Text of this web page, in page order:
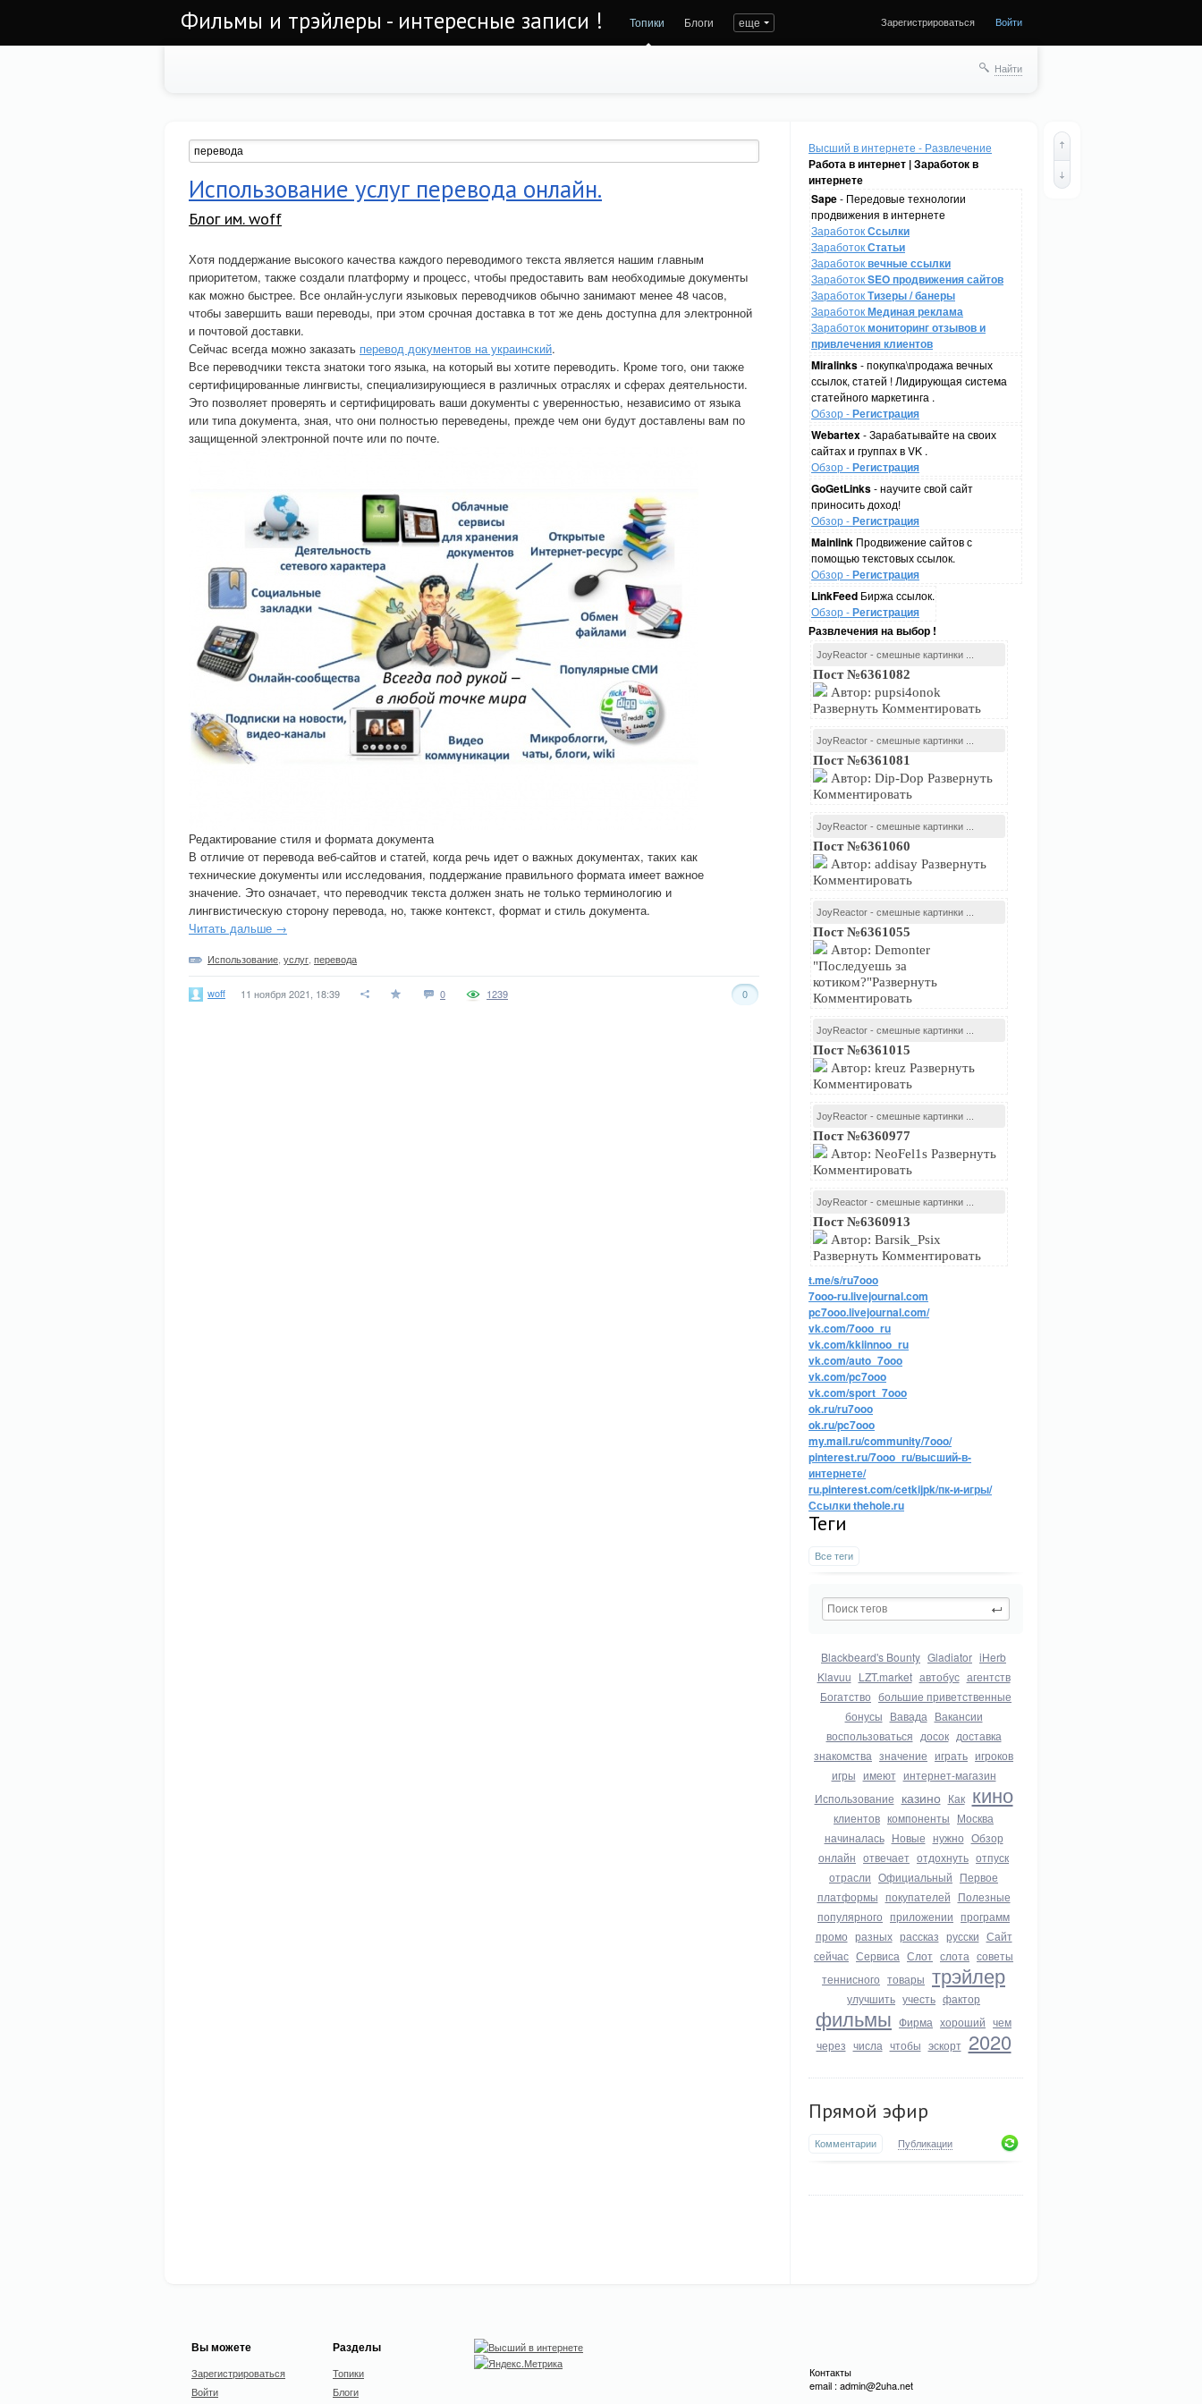
Фильмы и трэйлеры - интересные записи ! Топики Блоги еще Зарегистрироваться Войти
Найти
Высший в интернете - Развлечение
Работа в интернет | Заработок в
интернете
Sape- Передовые технологии
продвижения в интернете
ЗаработокСсылки
ЗаработокСтатьи
Заработоквечные ссылки
ЗаработокSEO продвижения сайтов
ЗаработокТизеры / банеры
ЗаработокМединая реклама
Заработокмониторинг отзывов и
привлечения клиентов
Miralinks- покупка\продажа вечных
ссылок, статей ! Лидирующая система
статейного маркетинга .
Обзор -Регистрация
Webartex- Зарабатывайте на своих
сайтах и группах в VK .
Обзор -Регистрация
GoGetLinks- научите свой сайт
приносить доход!
Обзор -Регистрация
Mainlink Продвижение сайтов с
помощью текстовых ссылок.
Обзор -Регистрация
LinkFeed Биржа ссылок.
Обзор -Регистрация
Развлечения на выбор !
JoyReactor - смешные картинки ...
Пост №6361082
Автор: pupsi4onok
Развернуть Комментировать
JoyReactor - смешные картинки ...
Пост №6361081
Автор: Dip-Dop Развернуть
Комментировать
JoyReactor - смешные картинки ...
Пост №6361060
Автор: addisay Развернуть
Комментировать
JoyReactor - смешные картинки ...
Пост №6361055
Автор: Demonter
"Последуешь за
котиком?"Развернуть
Комментировать
JoyReactor - смешные картинки ...
Пост №6361015
Автор: kreuz Развернуть
Комментировать
JoyReactor - смешные картинки ...
Пост №6360977
Автор: NeoFel1s Развернуть
Комментировать
JoyReactor - смешные картинки ...
Пост №6360913
Автор: Barsik_Psix
Развернуть Комментировать
t.me/s/ru7ooo
7ooo-ru.livejournal.com
pc7ooo.livejournal.com/
vk.com/7ooo_ru
vk.com/kkiinnoo_ru
vk.com/auto_7ooo
vk.com/pc7ooo
vk.com/sport_7ooo
ok.ru/ru7ooo
ok.ru/pc7ooo
my.mail.ru/community/7ooo/
pinterest.ru/7ooo_ru/высший-в-
интернете/
ru.pinterest.com/cetkijpk/пк-и-игры/
Ссылки thehole.ru
Теги
Все теги
Blackbeard's Bounty Gladiator iHerb
Klavuu LZT.market автобус агентств
Богатство большие приветственные
бонусы Вавада Вакансии
воспользоваться досок доставка
знакомства значение играть игроков
игры имеют интернет-магазин
Использование казино Как кино
клиентов компоненты Москва
начиналась Новые нужно Обзор
онлайн отвечает отдохнуть отпуск
отрасли Официальный Первое
платформы покупателей Полезные
популярного приложении программ
промо разных рассказ русски Сайт
сейчас Сервиса Слот слота советы
теннисного товары трэйлер
улучшить учесть фактор
фильмы Фирма хороший чем
через числа чтобы эскорт 2020
Прямой эфир
Комментарии Публикации
Использование услуг перевода онлайн.
Блог им. woff
Хотя поддержание высокого качества каждого переводимого текста является нашим главным
приоритетом, также создали платформу и процесс, чтобы предоставить вам необходимые документы
как можно быстрее. Все онлайн-услуги языковых переводчиков обычно занимают менее 48 часов,
чтобы завершить ваши переводы, при этом срочная доставка в тот же день доступна для электронной
и почтовой доставки.
Сейчас всегда можно заказать перевод документов на украинский.
Все переводчики текста знатоки того языка, на который вы хотите переводить. Кроме того, они также
сертифицированные лингвисты, специализирующиеся в различных отраслях и сферах деятельности.
Это позволяет проверять и сертифицировать ваши документы с уверенностью, независимо от языка
или типа документа, зная, что они полностью переведены, прежде чем они будут доставлены вам по
защищенной электронной почте или по почте.
Редактирование стиля и формата документа
В отличие от перевода веб-сайтов и статей, когда речь идет о важных документах, таких как
технические документы или исследования, поддержание правильного формата имеет важное
значение. Это означает, что переводчик текста должен знать не только терминологию и
лингвистическую сторону перевода, но, также контекст, формат и стиль документа.
Читать дальше →
Использование услуг перевода
woff 11 ноября 2021, 18:39 0 0
1239
Вы можете
Зарегистрироваться
Войти
Разделы
Топики
Блоги
Контакты
email : admin@2uha.net